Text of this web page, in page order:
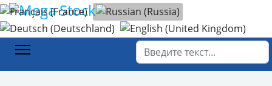
Выберите язык
Поиск
Главная Каталог товаров
Детская мода
Куртки